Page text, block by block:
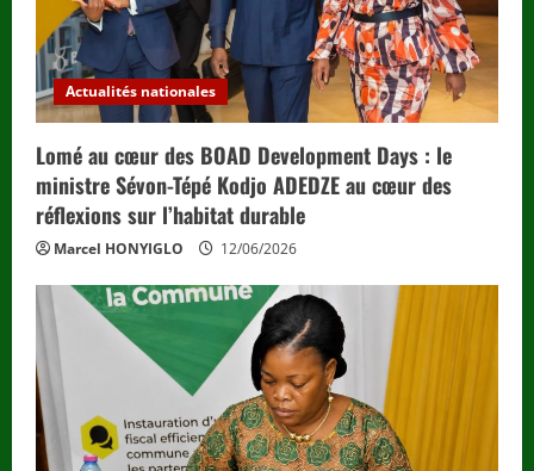
Actualités nationales
Lomé au cœur des BOAD Development Days : le
ministre Sévon-Tépé Kodjo ADEDZE au cœur des
réflexions sur l’habitat durable
Marcel HONYIGLO 12/06/2026